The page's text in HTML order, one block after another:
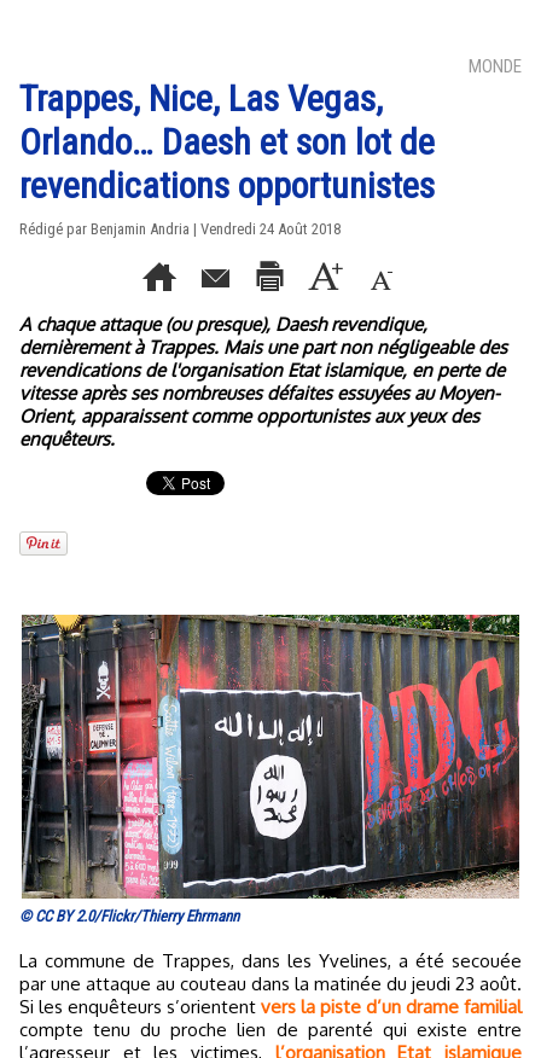
MONDE
Trappes, Nice, Las Vegas,
Orlando… Daesh et son lot de
revendications opportunistes
Rédigé par Benjamin Andria | Vendredi 24 Août 2018
A chaque attaque (ou presque), Daesh revendique,
dernièrement à Trappes. Mais une part non négligeable des
revendications de l'organisation Etat islamique, en perte de
vitesse après ses nombreuses défaites essuyées au Moyen-
Orient, apparaissent comme opportunistes aux yeux des
enquêteurs.
© CC BY 2.0/Flickr/Thierry Ehrmann
La commune de Trappes, dans les Yvelines, a été secouée
par une attaque au couteau dans la matinée du jeudi 23 août.
Si les enquêteurs s’orientent vers la piste d’un drame familial
compte tenu du proche lien de parenté qui existe entre
l’agresseur et les victimes, l’organisation Etat islamique